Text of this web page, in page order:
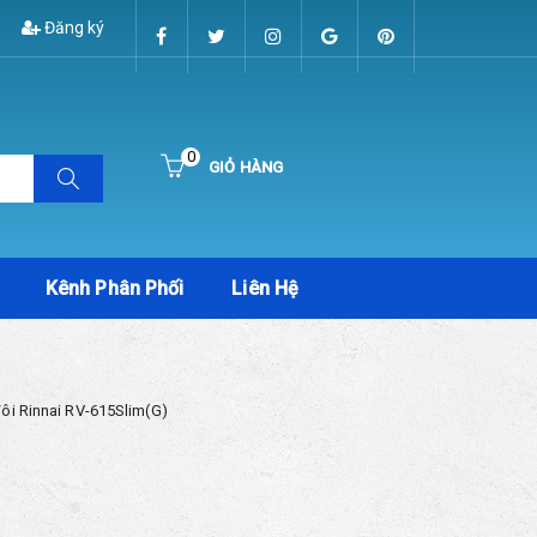
Đăng ký
GIỎ HÀNG
0
Kênh Phân Phối Liên Hệ
Rinnai RV-615Slim(G)